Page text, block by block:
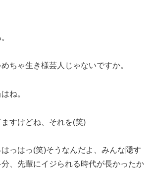
めちゃ生き様芸人じゃないですか。
ね。
ますけどね、それを(笑)
っはっ(笑)そうなんだよ、みんな隠す
、先輩にイジられる時代が長かったか